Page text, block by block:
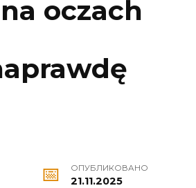
oczach
ОПУБЛИКОВАНО
21.11.2025